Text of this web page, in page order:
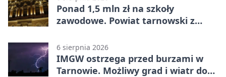
Ponad 1,5 mln zł na szkoły
zawodowe. Powiat tarnowski z
6 sierpnia 2026
IMGW ostrzega przed burzami w
Tarnowie. Możliwy grad i wiatr do